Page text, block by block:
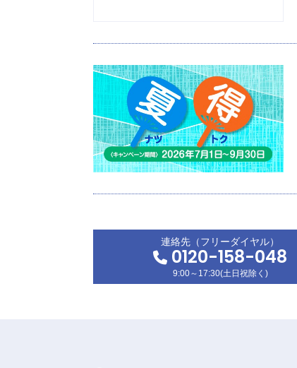
連絡先（フリーダイヤル）
0120-158-048
9:00～17:30(土日祝除く)